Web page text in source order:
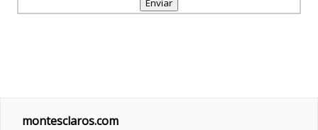
montesclaros.com